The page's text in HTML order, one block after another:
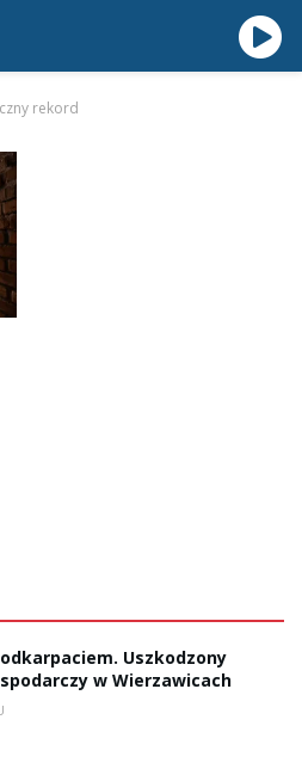
rekord
Uszkodzony
w Wierzawicach